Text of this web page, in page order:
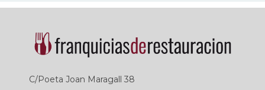
C/Poeta Joan Maragall 38